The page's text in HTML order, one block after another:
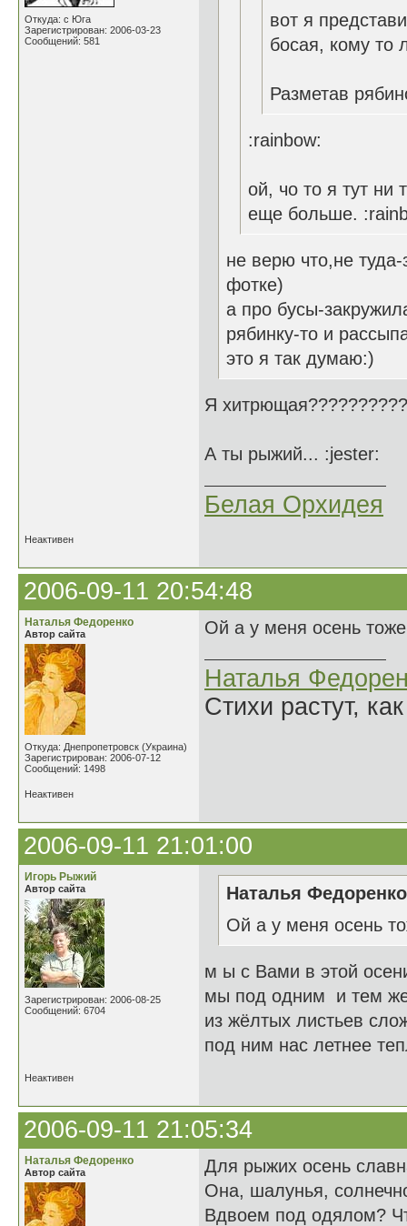
Откуда: с Юга
Зарегистрирован: 2006-03-23
Сообщений: 581
вот я
босая, кому то
Разметав
:rainbow:
ой, чо то я тут ни
еще больше.
не верю что,не
фотке)
а про бусы-
рябинку-то и
это я так думаю:)
Я
А ты рыжий... :jester:
Белая Орхидея
Неактивен
2006-09-11 20:54:48
Наталья Федоренко
Автор сайта
Откуда: Днепропетровск (Украина)
Зарегистрирован: 2006-07-12
Сообщений: 1498
Ой а у меня осень
Наталья
Стихи растут,
Неактивен
2006-09-11 21:01:00
Игорь Рыжий
Автор сайта
Зарегистрирован: 2006-08-25
Сообщений: 6704
Наталья
Ой а у меня осень
м ы с Вами в этой
мы под одним и тем
из жёлтых листьев
под ним нас летнее
Неактивен
2006-09-11 21:05:34
Наталья Федоренко
Автор сайта
Для рыжих осень
Она, шалунья,
Вдвоем под одялом?